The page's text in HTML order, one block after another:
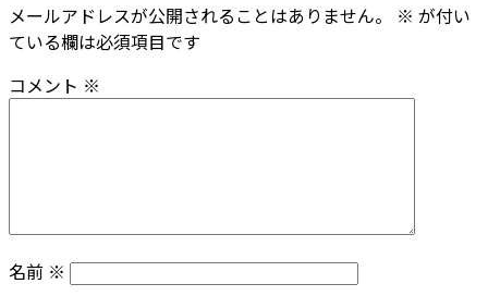
メールアドレスが公開されることはありません。 ※ が付い
ている欄は必須項目です
コメント ※
名前 ※